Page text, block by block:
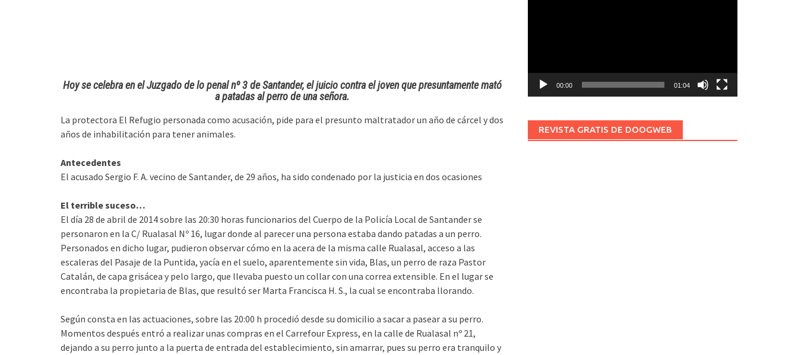
Hoy se celebra en el Juzgado de lo penal nº 3 de Santander, el juicio contra el joven que presuntamente mató
a patadas al perro de una señora.
La protectora El Refugio personada como acusación, pide para el presunto maltratador un año de cárcel y dos
años de inhabilitación para tener animales.
Antecedentes
El acusado Sergio F. A. vecino de Santander, de 29 años, ha sido condenado por la justicia en dos ocasiones
El terrible suceso…
El día 28 de abril de 2014 sobre las 20:30 horas funcionarios del Cuerpo de la Policía Local de Santander se
personaron en la C/ Rualasal Nº 16, lugar donde al parecer una persona estaba dando patadas a un perro.
Personados en dicho lugar, pudieron observar cómo en la acera de la misma calle Rualasal, acceso a las
escaleras del Pasaje de la Puntida, yacía en el suelo, aparentemente sin vida, Blas, un perro de raza Pastor
Catalán, de capa grisácea y pelo largo, que llevaba puesto un collar con una correa extensible. En el lugar se
encontraba la propietaria de Blas, que resultó ser Marta Francisca H. S., la cual se encontraba llorando.
Según consta en las actuaciones, sobre las 20:00 h procedió desde su domicilio a sacar a pasear a su perro.
Momentos después entró a realizar unas compras en el Carrefour Express, en la calle de Rualasal nº 21,
dejando a su perro junto a la puerta de entrada del establecimiento, sin amarrar, pues su perro era tranquilo y
00:00 01:04
REVISTA GRATIS DE DOOGWEB